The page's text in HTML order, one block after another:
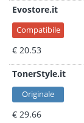
Evostore.it
Compatibile
€ 20.53
TonerStyle.it
Originale
€ 29.66